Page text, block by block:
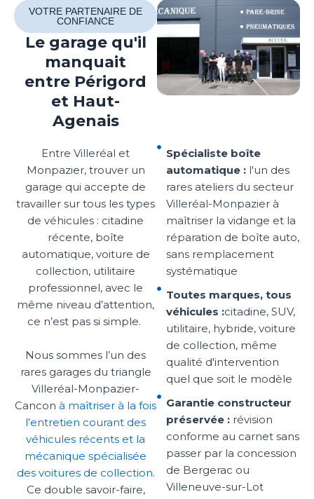
VOTRE PARTENAIRE DE
CONFIANCE
Le garage qu'il
manquait
entre Périgord
et Haut-
Agenais
Entre Villeréal et
Monpazier, trouver un
garage qui accepte de
travailler sur tous les types
de véhicules : citadine
récente, boîte
automatique, voiture de
collection, utilitaire
professionnel, avec le
même niveau d’attention,
ce n’est pas si simple.
Nous sommes l’un des
rares garages du triangle
Villeréal-Monpazier-
Cancon à maîtriser à la fois
l’entretien courant des
véhicules récents et la
mécanique spécialisée
des voitures de collection.
Ce double savoir-faire,
Spécialiste boîte
automatique :l'un des
rares ateliers du secteur
Villeréal-Monpazier à
maîtriser la vidange et la
réparation de boîte auto,
sans remplacement
systématique
Toutes marques, tous
véhicules :citadine, SUV,
utilitaire, hybride, voiture
de collection, même
qualité d'intervention
quel que soit le modèle
Garantie constructeur
préservée :révision
conforme au carnet sans
passer par la concession
de Bergerac ou
Villeneuve-sur-Lot